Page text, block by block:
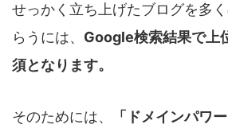
せっかく立ち上げたブログを多
らうには、 Google検索結果で上
須となります。
そのためには、 「ドメインパワー